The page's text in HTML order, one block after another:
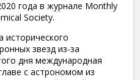
года в журнале Monthly
Society.
звезд из-за
дня международная
с астрономом из